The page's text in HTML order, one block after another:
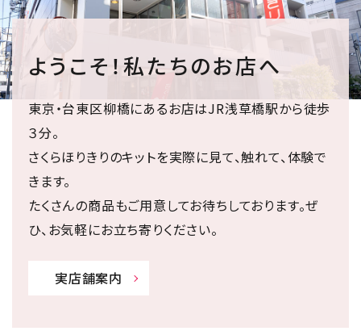
ようこそ！私たちのお店へ
東京・台東区柳橋にあるお店はJR浅草橋駅から徒歩
３分。
さくらほりきりのキットを実際に見て、触れて、体験で
きます。
たくさんの商品もご用意してお待ちしております。ぜ
ひ、お気軽にお立ち寄りください。
実店舗案内